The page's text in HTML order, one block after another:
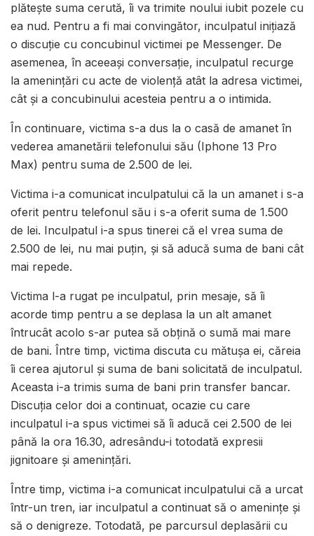
plătește suma cerută, îi va trimite noului iubit pozele cu
ea nud. Pentru a fi mai convingător, inculpatul inițiază
o discuție cu concubinul victimei pe Messenger. De
asemenea, în aceeași conversație, inculpatul recurge
la amenințări cu acte de violență atât la adresa victimei,
cât și a concubinului acesteia pentru a o intimida.
În continuare, victima s-a dus la o casă de amanet în
vederea amanetării telefonului său (Iphone 13 Pro
Max) pentru suma de 2.500 de lei.
Victima i-a comunicat inculpatului că la un amanet i s-a
oferit pentru telefonul său i s-a oferit suma de 1.500
de lei. Inculpatul i-a spus tinerei că el vrea suma de
2.500 de lei, nu mai puțin, și să aducă suma de bani cât
mai repede.
Victima l-a rugat pe inculpatul, prin mesaje, să îi
acorde timp pentru a se deplasa la un alt amanet
întrucât acolo s-ar putea să obțină o sumă mai mare
de bani. Între timp, victima discuta cu mătușa ei, căreia
îi cerea ajutorul și suma de bani solicitată de inculpatul.
Aceasta i-a trimis suma de bani prin transfer bancar.
Discuția celor doi a continuat, ocazie cu care
inculpatul i-a spus victimei să îi aducă cei 2.500 de lei
până la ora 16.30, adresându-i totodată expresii
jignitoare și amenințări.
Între timp, victima i-a comunicat inculpatului că a urcat
într-un tren, iar inculpatul a continuat să o amenințe și
să o denigreze. Totodată, pe parcursul deplasării cu